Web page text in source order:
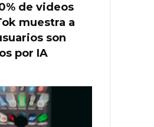
de videos
muestra a
son
por IA